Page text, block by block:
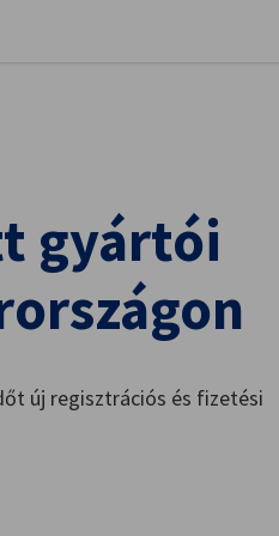
gyártói
új regisztrációs és fizetési